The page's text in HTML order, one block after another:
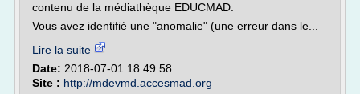
contenu de la médiathèque EDUCMAD.
Vous avez identifié une "anomalie" (une erreur dans le...
Lire la suite
Date: 2018-07-01 18:49:58
Site : http://mdevmd.accesmad.org